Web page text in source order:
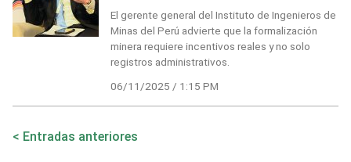
El gerente general del Instituto de Ingenieros de
Minas del Perú advierte que la formalización
minera requiere incentivos reales y no solo
registros administrativos.
06/11/2025 / 1:15 PM
Navegación
Entradas anteriores